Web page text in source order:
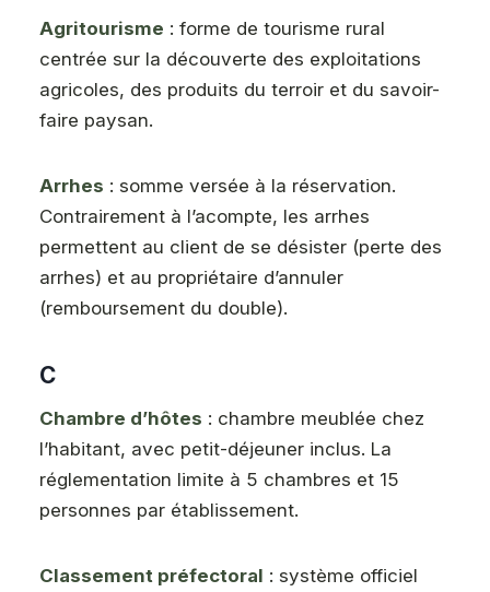
Agritourisme : forme de tourisme rural
centrée sur la découverte des exploitations
agricoles, des produits du terroir et du savoir-
faire paysan.
Arrhes : somme versée à la réservation.
Contrairement à l’acompte, les arrhes
permettent au client de se désister (perte des
arrhes) et au propriétaire d’annuler
(remboursement du double).
C
Chambre d’hôtes : chambre meublée chez
l’habitant, avec petit-déjeuner inclus. La
réglementation limite à 5 chambres et 15
personnes par établissement.
Classement préfectoral : système officiel